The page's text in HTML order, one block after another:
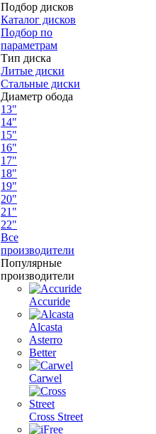
Подбор дисков
Каталог дисков
Подбор по
параметрам
Тип диска
Литые диски
Стальные диски
Диаметр обода
13"
14"
15"
16"
17"
18"
19"
20"
21"
22"
Все
производители
Популярные
производители
Accuride
Alcasta
Asterro
Better
Carwel
Cross Street